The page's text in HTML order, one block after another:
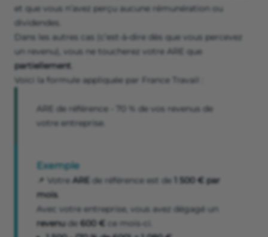
et que vous n’avez perçu aucune rémunération ou
dividendes.
Dans les autres cas (c’est-à-dire dès que vous percevez
un revenu), vous ne toucherez votre ARE que
partiellement
Voici la formule appliquée par France Travail :
ARE de référence - 70 % de vos revenus de
votre entreprise.
Exemple
📌 Votre ARE de référence est de
1 500 € par
mois.
Avec votre entreprise, vous avez dégagé un
revenude 600 €
ce mois-ci.